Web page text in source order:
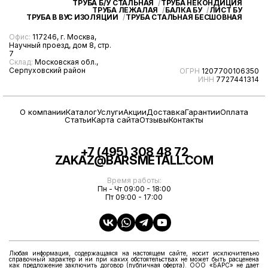
Офис: 117246, г. Москва,
Научный проезд, дом 8, стр.
7
Склад: Московская обл.,
Серпуховский район
ОГРН 1207700106350
ИНН 7727441314
ТРУБА Б/У СТАЛЬНАЯ
ТРУБА НЕКОНДИЦИЯ
ТРУБА ЛЕЖАЛАЯ
БАЛКА БУ
ЛИСТ БУ
ТРУБА В ВУС ИЗОЛЯЦИИ
ТРУБА СТАЛЬНАЯ БЕСШОВНАЯ
О компанииКаталогУслугиАкцииДоставкаГарантииОплата
СтатьиКарта сайтаОтзывыКонтакты
+7 (495) 308 48 72
ZAKAZ@BARSMETALL.COM
Время работы:
Пн - Чт 09:00 - 18:00
Пт 09:00 - 17:00
Любая информация, содержащаяся на настоящем сайте, носит исключительно
справочный характер и ни при каких обстоятельствах не может быть расценена
как предложение заключить договор (публичная оферта). ООО «БАРС» не дает